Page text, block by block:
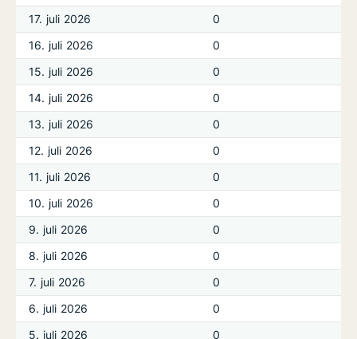
17. juli 2026
0
16. juli 2026
0
15. juli 2026
0
14. juli 2026
0
13. juli 2026
0
12. juli 2026
0
11. juli 2026
0
10. juli 2026
0
9. juli 2026
0
8. juli 2026
0
7. juli 2026
0
6. juli 2026
0
5. juli 2026
0